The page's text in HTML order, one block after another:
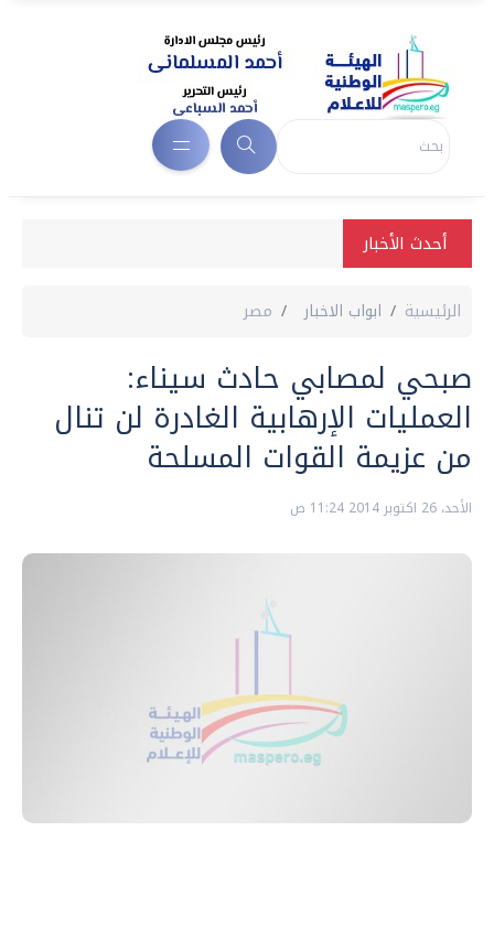
أحدث الأخبار
الرئيسية ابواب الاخبار مصر
صبحي لمصابي حادث سيناء:
العمليات الإرهابية الغادرة لن تنال
من عزيمة القوات المسلحة
الأحد، 26 اكتوبر 2014 11:24 ص